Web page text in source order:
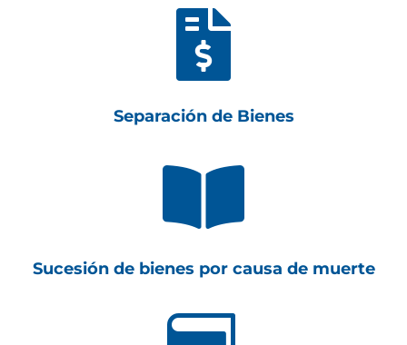

Separación de Bienes

Sucesión de bienes por causa de muerte